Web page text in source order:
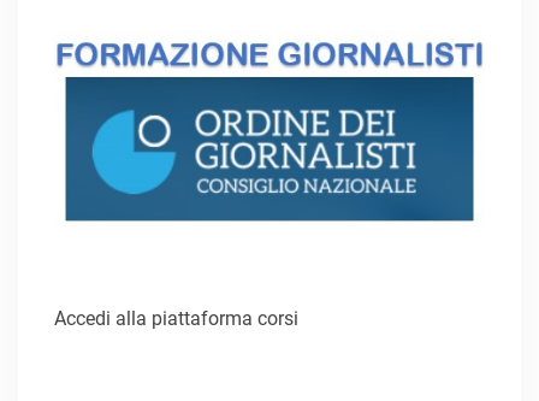
Accedi alla piattaforma corsi